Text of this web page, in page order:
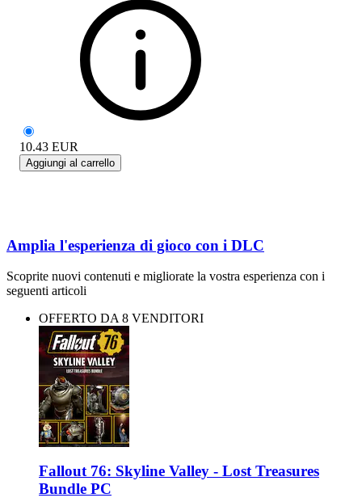
10.43 EUR
Aggiungi al carrello
Amplia l'esperienza di gioco con i DLC
Scoprite nuovi contenuti e migliorate la vostra esperienza con i
seguenti articoli
OFFERTO DA 8 VENDITORI
Fallout 76: Skyline Valley - Lost Treasures
Bundle PC